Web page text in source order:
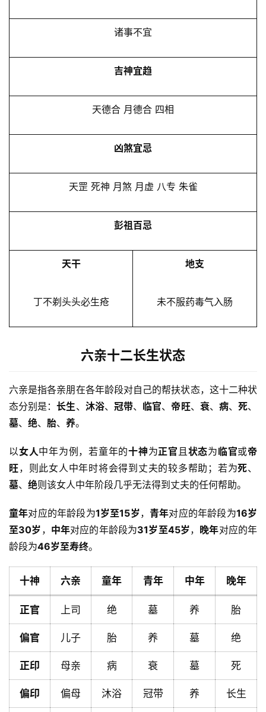
首
页
诸事不宜
吉神宜趋
天德合 月德合 四相
凶煞宜忌
天罡 死神 月煞 月虚 八专 朱雀
彭祖百忌
天干
丁不剃头头必生疮
地支
未不服药毒气入肠
六亲十二长生状态
六亲是指各亲朋在各年龄段对自己的帮扶状态，这十二种状
态分别是：长生、 沐浴、 冠带、 临官、 帝旺、 衰、 病、死、
墓、 绝、 胎、 养。
以女人中年为例，若童年的十神为正官且状态为临官或帝
旺，则此女人中年时将会得到丈夫的较多帮助；若为死、
墓、 绝则该女人中年阶段几乎无法得到丈夫的任何帮助。
童年对应的年龄段为1岁至15岁，青年对应的年龄段为16岁
至30岁 ， 中年对应的年龄段为31岁至45岁， 晚年对应的年
龄段为46岁至寿终。
十神 六亲 童年 青年 中年 晚年
正官 上司 绝 墓 养 胎
偏官 儿子 胎 养 墓 绝
正印 母亲 病 衰 墓 死
偏印 偏母 沐浴 冠带 养 长生